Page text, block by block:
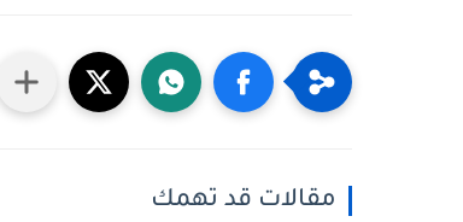
مقالات قد تهمك